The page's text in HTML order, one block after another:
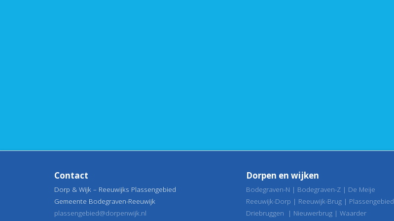
Contact
Dorp & Wijk – Reeuwijks Plassengebied
Gemeente Bodegraven-Reeuwijk
plassengebied@dorpenwijk.nl
Dorpen en wijken
Bodegraven-N | Bodegraven-Z | De Meije
Reeuwijk-Dorp | Reeuwijk-Brug | Plassengebied
Driebruggen | Nieuwerbrug |Waarder